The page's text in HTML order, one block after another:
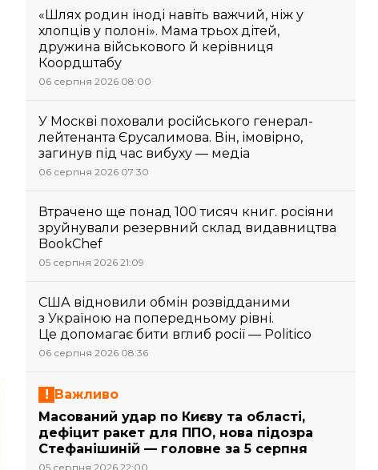
«Шлях родин іноді навіть важчий, ніж у
хлопців у полоні». Мама трьох дітей,
дружина військового й керівниця
Коордштабу
06 серпня 2026 08:00
У Москві поховали російського генерал-
лейтенанта Єрусалимова. Він, імовірно,
загинув під час вибуху — медіа
06 серпня 2026 07:30
Втрачено ще понад 100 тисяч книг. росіяни
зруйнували резервний склад видавництва
BookChef
05 серпня 2026 21:09
США відновили обмін розвідданими
з Україною на попередньому рівні.
Це допомагає бити вглиб росії — Politico
06 серпня 2026 08:36
Важливо
Масований удар по Києву та області,
дефіцит ракет для ППО, нова підозра
Стефанішиній — головне за 5 серпня
05 серпня 2026 22:00